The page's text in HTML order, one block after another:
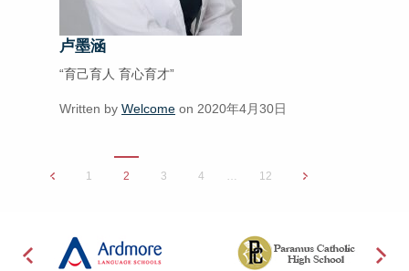
卢墨涵
“育己育人 育心育才”
Written by Welcome on 2020年4月30日
1 2 3 4 … 12